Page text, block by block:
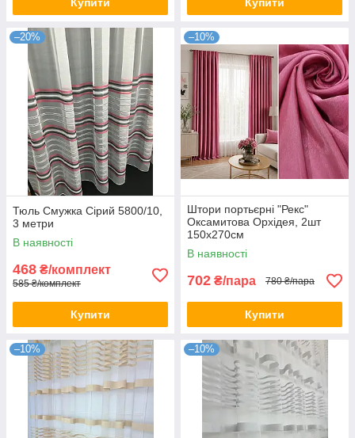
Купити Купити
–20%
Тюль Смужка Сірий 5800/10,
3 метри
В наявності
468 ₴/комплект
585 ₴/комплект
Купити
–10%
Штори портьєрні "Рекс"
Оксамитова Орхідея, 2шт
150х270см
В наявності
702 ₴/пара 780 ₴/пара
Купити
–10% –10%